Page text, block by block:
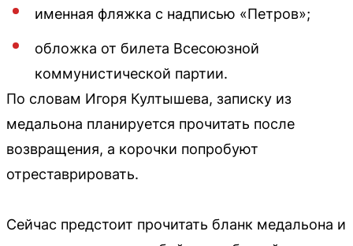
именная фляжка с надписью «Петров»;
обложка от билета Всесоюзной
коммунистической партии.
По словам Игоря Култышева, записку из
медальона планируется прочитать после
возвращения, а корочки попробуют
отреставрировать.
Сейчас предстоит прочитать бланк медальона и